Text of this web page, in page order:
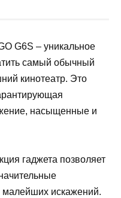
G6S – уникальное
самый обычный
кинотеатр. Это
насыщенные и
гаджета позволяет
малейших искажений.